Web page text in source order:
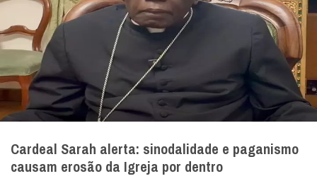
Cardeal Sarah alerta: sinodalidade e paganismo
causam erosão da Igreja por dentro